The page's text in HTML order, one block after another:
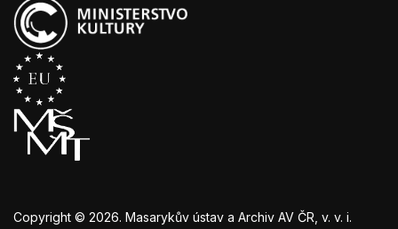
Copyright © 2026. Masarykův ústav a Archiv AV ČR, v. v. i.